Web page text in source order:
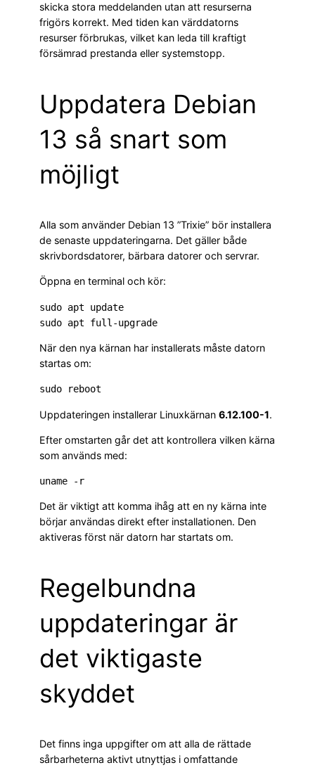
skicka stora meddelanden utan att resurserna
frigörs korrekt. Med tiden kan värddatorns
resurser förbrukas, vilket kan leda till kraftigt
försämrad prestanda eller systemstopp.
Uppdatera Debian
13 så snart som
möjligt
Alla som använder Debian 13 ”Trixie” bör installera
de senaste uppdateringarna. Det gäller både
skrivbordsdatorer, bärbara datorer och servrar.
Öppna en terminal och kör:
sudo apt update
När den nya kärnan har installerats måste datorn
startas om:
Uppdateringen installerar Linuxkärnan 6.12.100-1.
Efter omstarten går det att kontrollera vilken kärna
som används med:
Det är viktigt att komma ihåg att en ny kärna inte
börjar användas direkt efter installationen. Den
aktiveras först när datorn har startats om.
Regelbundna
uppdateringar är
det viktigaste
skyddet
Det finns inga uppgifter om att alla de rättade
sårbarheterna aktivt utnyttjas i omfattande